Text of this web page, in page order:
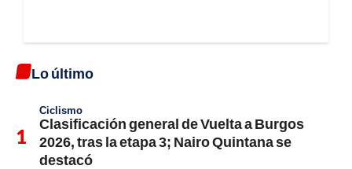
Lo último
Ciclismo
Clasificación general de Vuelta a Burgos
2026, tras la etapa 3; Nairo Quintana se
destacó